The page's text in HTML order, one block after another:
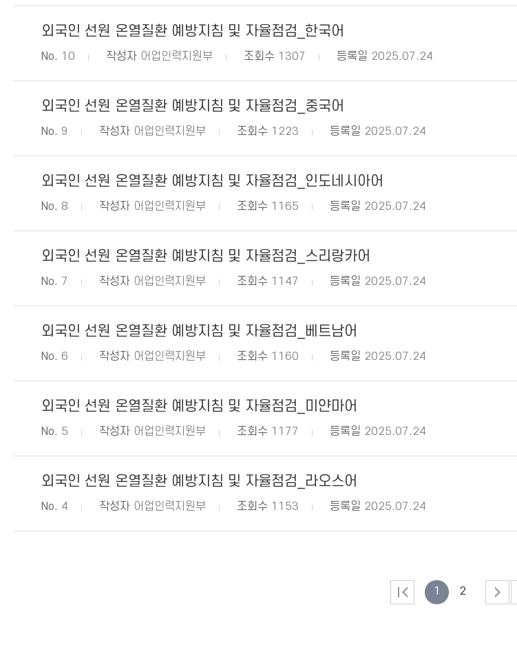
외국인 선원 온열질환 예방지침 및 자율점검_한국어
No. 10 작성자 어업인력지원부 조회수 1307 등록일 2025.07.24
외국인 선원 온열질환 예방지침 및 자율점검_중국어
No. 9 작성자 어업인력지원부 조회수 1223 등록일 2025.07.24
외국인 선원 온열질환 예방지침 및 자율점검_인도네시아어
No. 8 작성자 어업인력지원부 조회수 1165 등록일 2025.07.24
외국인 선원 온열질환 예방지침 및 자율점검_스리랑카어
No. 7 작성자 어업인력지원부 조회수 1147 등록일 2025.07.24
외국인 선원 온열질환 예방지침 및 자율점검_베트남어
No. 6 작성자 어업인력지원부 조회수 1160 등록일 2025.07.24
외국인 선원 온열질환 예방지침 및 자율점검_미얀마어
No. 5 작성자 어업인력지원부 조회수 1177 등록일 2025.07.24
외국인 선원 온열질환 예방지침 및 자율점검_라오스어
No. 4 작성자 어업인력지원부 조회수 1153 등록일 2025.07.24
1 2